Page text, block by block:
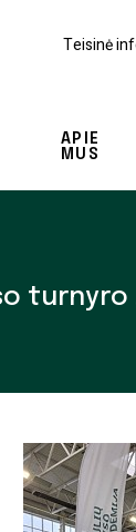
Teisinė
APIE
MUS
turnyro